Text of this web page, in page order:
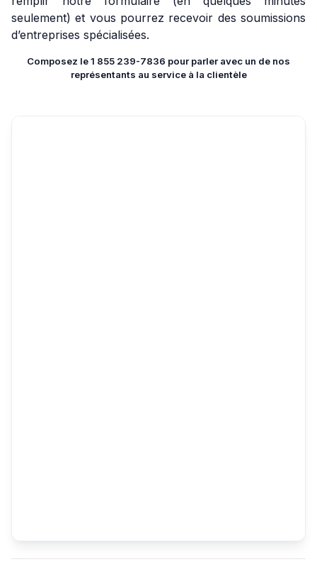
seulement) et vous pourrez recevoir des soumissions
d’entreprises spécialisées.
Composez le 1 855 239-7836 pour parler avec un de nos
représentants au service à la clientèle